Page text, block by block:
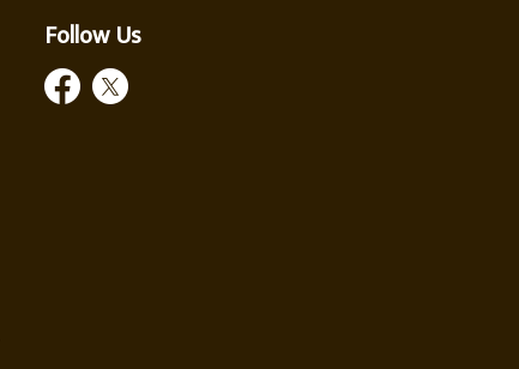
Follow Us